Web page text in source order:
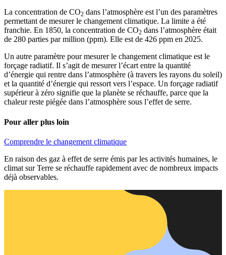
La concentration de CO2 dans l’atmosphère est l’un des paramètres
permettant de mesurer le changement climatique. La limite a été
franchie. En 1850, la concentration de CO2 dans l’atmosphère était
de 280 parties par million (ppm). Elle est de 426 ppm en 2025.
Un autre paramètre pour mesurer le changement climatique est le
forçage radiatif. Il s’agit de mesurer l’écart entre la quantité
d’énergie qui rentre dans l’atmosphère (à travers les rayons du soleil)
et la quantité d’énergie qui ressort vers l’espace. Un forçage radiatif
supérieur à zéro signifie que la planète se réchauffe, parce que la
chaleur reste piégée dans l’atmosphère sous l’effet de serre.
Pour aller plus loin
Comprendre le changement climatique
En raison des gaz à effet de serre émis par les activités humaines, le
climat sur Terre se réchauffe rapidement avec de nombreux impacts
déjà observables.